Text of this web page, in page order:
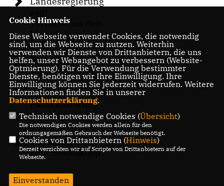
Terrorismus den
Kampf an
Sicherheit
stärken,
Migration
ordnen,
Radikalisierung
vorbeugen
Demokratie ist
kein Bestellshop
Cookie Hinweis
Diese Webseite verwendet Cookies, die notwendig
sind, um die Webseite zu nutzen. Weiterhin
verwenden wir Dienste von Drittanbietern, die uns
helfen, unser Webangebot zu verbessern (Website-
Optmierung). Für die Verwendung bestimmter
Dienste, benötigen wir Ihre Einwilligung. Ihre
Einwilligung können Sie jederzeit widerrufen. Weitere
Informationen finden Sie in unserer
Datenschutzerklärung.
Technisch notwendige Cookies (Übersicht)
Die notwendigen Cookies werden allein für den
ordnungsgemäßen Gebrauch der Webseite benötigt.
Cookies von Drittanbietern (Hinweis)
Derzeit verzichten wir auf Scripte von Drittanbietern auf der
Webseite.
Einverstanden